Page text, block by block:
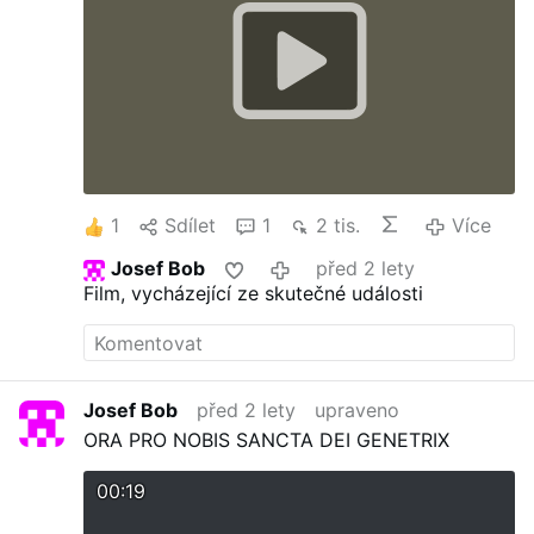
Diskriminovaným anebo těm, jimž je
společností veřejně projevováno pohrdání,
podává pomocnou ruku evangelický farář
Mikuláš Vymětal Stopáž26 minut2. 10.
2024 na ČT2 Cena za věrnost Pavla
i jeho žena Jana. S tímto vědomím
zakládali rodinu. Příběhy několika párů,
pro které „v dobrém i ve zlém“ není jen
tradovaná …
1 Sdílet 1 2 tis.
Více
Josef Bob
před 2 lety
Film, vycházející ze skutečné události
Josef Bob před 2 lety
upraveno
ORA PRO NOBIS SANCTA DEI GENETRIX
00:19